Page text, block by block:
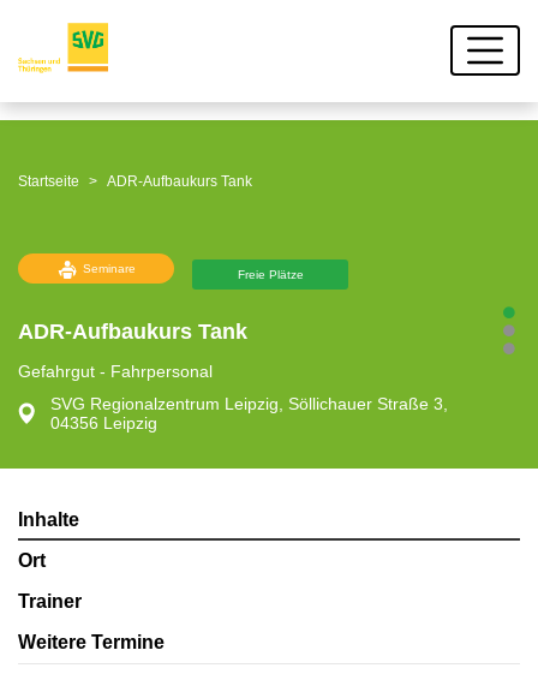
Startseite ADR-Aufbaukurs Tank
Seminare Freie Plätze
ADR-Aufbaukurs Tank
Gefahrgut - Fahrpersonal
SVG Regionalzentrum Leipzig, Söllichauer Straße 3,
04356 Leipzig
Inhalte
Ort
Trainer
Weitere Termine